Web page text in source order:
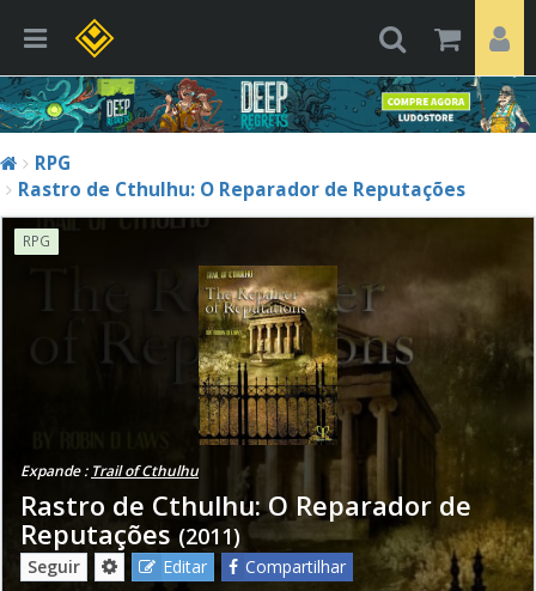
RPG
Rastro de Cthulhu: O Reparador de Reputações
RPG
Expande : Trail of Cthulhu
Rastro de Cthulhu: O Reparador de
Reputações (2011)
Seguir Editar
Compartilhar